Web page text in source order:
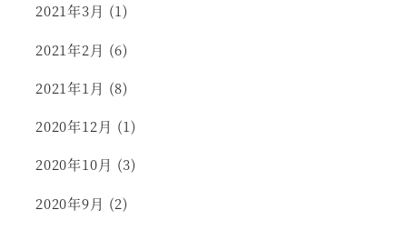
2021年3月 (1)
2021年2月 (6)
2021年1月 (8)
2020年12月 (1)
2020年10月 (3)
2020年9月 (2)